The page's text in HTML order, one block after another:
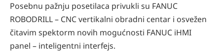
Posebnu pažnju posetilaca privukli su FANUC
ROBODRILL – CNC vertikalni obradni centar i osvežen
čitavim spektorm novih mogućnosti FANUC iHMI
panel – inteligentni interfejs.